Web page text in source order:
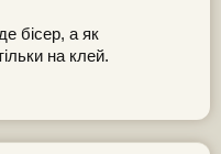
бісер, а як
на клей.